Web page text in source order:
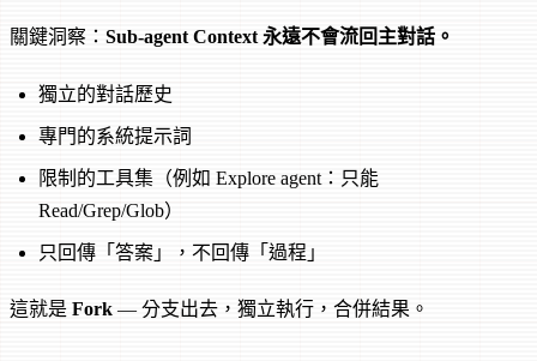
關鍵洞察： Sub-agent Context 永遠不會流回主對話。
獨立的對話歷史
專門的系統提示詞
限制的工具集（例如 Explore agent：只能
Read/Grep/Glob）
只回傳「答案」，不回傳「過程」
這就是 Fork — 分支出去，獨立執行，合併結果。